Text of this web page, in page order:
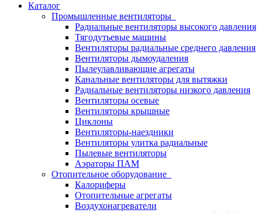
Каталог
Промышленные вентиляторы
Радиальные вентиляторы высокого давления
Тягодутьевые машины
Вентиляторы радиальные среднего давления
Вентиляторы дымоудаления
Пылеулавливающие агрегаты
Канальные вентиляторы для вытяжки
Радиальные вентиляторы низкого давления
Вентиляторы осевые
Вентиляторы крышные
Циклоны
Вентиляторы-наездники
Вентиляторы улитка радиальные
Пылевые вентиляторы
Аэраторы ПАМ
Отопительное оборудование
Калориферы
Отопительные агрегаты
Воздухонагреватели